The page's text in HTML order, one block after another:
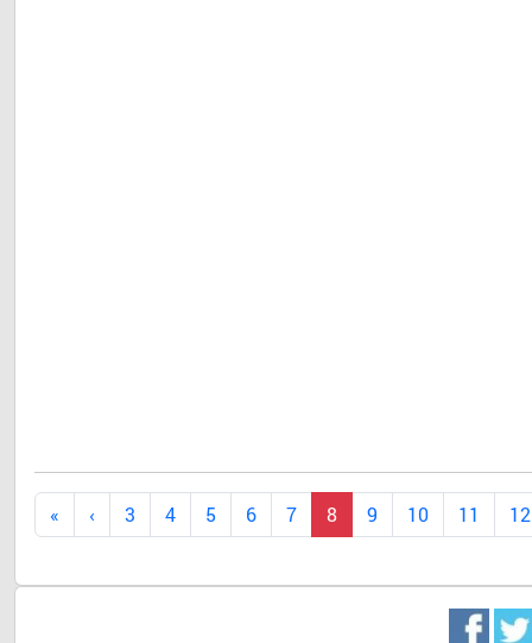
3 4 5 6 7 8 9 10 11 12